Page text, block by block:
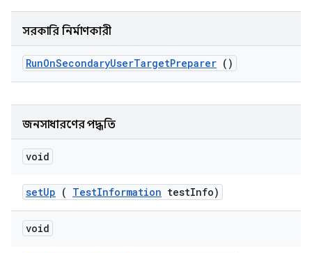
সরকারি নির্মাণকারী
RunOnSecondaryUserTargetPreparer ()
জনসাধারণের পদ্ধতি
void
setUp ( TestInformation testInfo)
void